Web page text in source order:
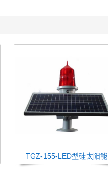
TGZ-155-LED型硅太阳能